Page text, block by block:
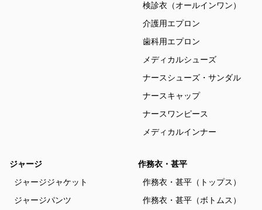
検診衣（オールインワン）
介護用エプロン
歯科用エプロン
メディカルシューズ
ナースシューズ・サンダル
ナースキャップ
ナースワンピース
メディカルインナー
ジャージ
ジャージジャケット
ジャージパンツ
作務衣・甚平
作務衣・甚平（トップス）
作務衣・甚平（ボトムス）